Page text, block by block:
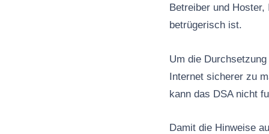
Betreiber und
betrügerisch ist.
Um die
Internet sicherer zu
kann das DSA nicht
Damit die Hinweise